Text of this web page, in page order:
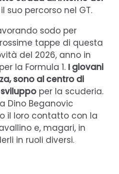
suo percorso nel GT.
sodo per
tappe di questa
del 2026, anno in
la Formula 1. I giovani
sono al centro di
per la scuderia.
Dino Beganovic
il loro contatto con la
e, magari, in
in ruoli diversi.